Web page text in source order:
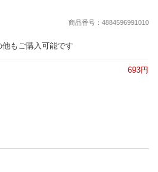
商品番号：4884596991010
他もご購入可能です
693円